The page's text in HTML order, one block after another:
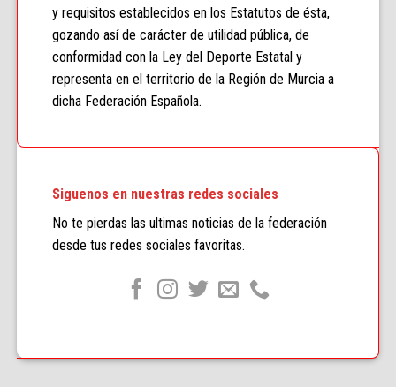
y requisitos establecidos en los Estatutos de ésta,
gozando así de carácter de utilidad pública, de
conformidad con la Ley del Deporte Estatal y
representa en el territorio de la Región de Murcia a
dicha Federación Española.
Siguenos en nuestras redes sociales
No te pierdas las ultimas noticias de la federación
desde tus redes sociales favoritas.